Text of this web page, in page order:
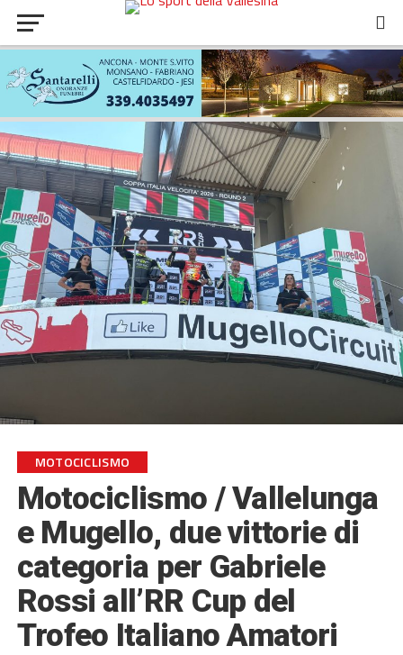
MOTOCICLISMO
Motociclismo / Vallelunga
e Mugello, due vittorie di
categoria per Gabriele
Rossi all’RR Cup del
Trofeo Italiano Amatori